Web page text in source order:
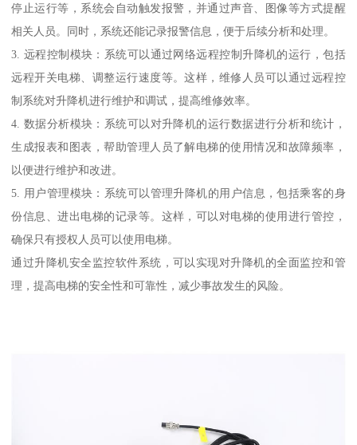
停止运行等，系统会自动触发报警，并通过声音、图像等方式提醒
相关人员。同时，系统还能记录报警信息，便于后续分析和处理。
3. 远程控制模块：系统可以通过网络远程控制升降机的运行，包括
远程开关电梯、调整运行速度等。这样，维修人员可以通过远程控
制系统对升降机进行维护和调试，提高维修效率。
4. 数据分析模块：系统可以对升降机的运行数据进行分析和统计，
生成报表和图表，帮助管理人员了解电梯的使用情况和故障频率，
以便进行维护和改进。
5. 用户管理模块：系统可以管理升降机的用户信息，包括乘客的身
份信息、进出电梯的记录等。这样，可以对电梯的使用进行管控，
确保只有授权人员可以使用电梯。
通过升降机安全监控软件系统，可以实现对升降机的全面监控和管
理，提高电梯的安全性和可靠性，减少事故发生的风险。